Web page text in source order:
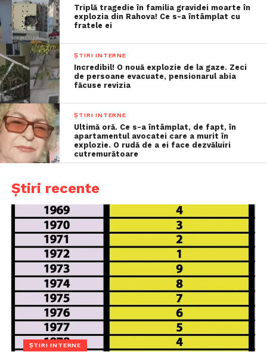
Triplă tragedie în familia gravidei moarte în
explozia din Rahova! Ce s-a întâmplat cu
fratele ei
ȘTIRI INTERNE
Incredibil! O nouă explozie de la gaze. Zeci
de persoane evacuate, pensionarul abia
făcuse revizia
ȘTIRI INTERNE
Ultimă oră. Ce s-a întâmplat, de fapt, în
apartamentul avocatei care a murit în
explozie. O rudă de a ei face dezvăluiri
cutremurătoare
Știri recente
ȘTIRI INTERNE